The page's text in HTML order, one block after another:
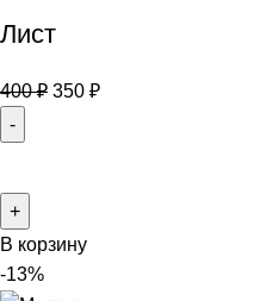
Лист
400₽ 350 ₽
В корзину
-13%